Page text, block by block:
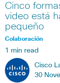
Cinco
video está
pequeño
Colaboración
1 min read
Cisco
30